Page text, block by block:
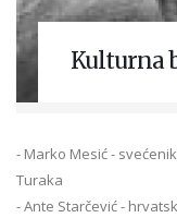
Kulturna
- Marko Mesić -
Turaka
- Ante Starčević -